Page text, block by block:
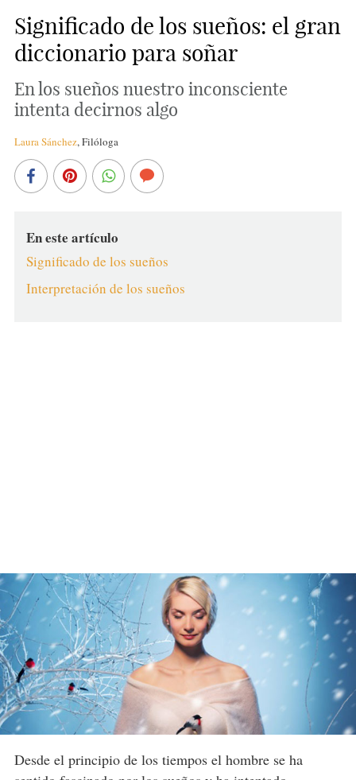
Significado de los sueños: el gran
diccionario para soñar
En los sueños nuestro inconsciente
intenta decirnos algo
Laura Sánchez,Filóloga
En este artículo
Significado de los sueños
Interpretación de los sueños
Desde el principio de los tiempos el hombre se ha